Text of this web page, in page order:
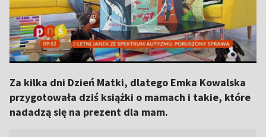
Za kilka dni Dzień Matki, dlatego Emka Kowalska
przygotowała dziś książki o mamach i takie, które
nadadzą się na prezent dla mam.